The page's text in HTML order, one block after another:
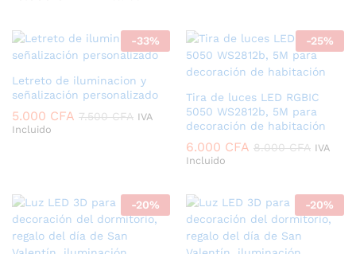
-33%
Letreto de iluminacion y
señalización personalizado
5.000 CFA 7.500CFA IVA
Incluido
-25%
Tira de luces LED RGBIC
5050 WS2812b, 5M para
decoración de habitación
6.000 CFA 8.000CFA IVA
Incluido
-20% -20%